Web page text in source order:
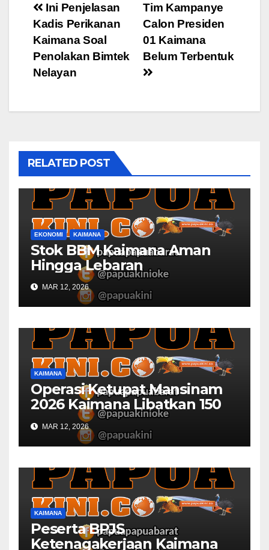
Post
navigation
Tim Kampanye
Calon Presiden
01 Kaimana
Belum Terbentuk
Ini Penjelasan
Kadis Perikanan
Kaimana Soal
Penolakan Bimtek
Nelayan
RELATED POST
EKONOMI KAIMANA
Stok BBM Kaimana Aman
Hingga Lebaran
MAR 12, 2026
KAIMANA
Operasi Ketupat Mansinam
2026 Kaimana Libatkan 150
Personil Gabungan
MAR 12, 2026
KAIMANA
Peserta BPJS
Ketenagakerjaan Kaimana